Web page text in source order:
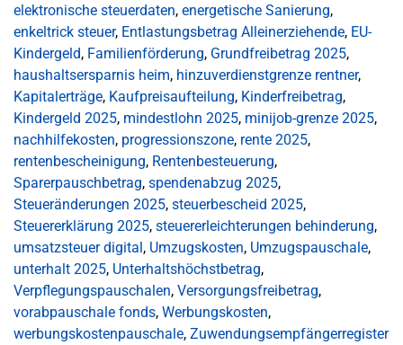
elektronische steuerdaten, energetische Sanierung,
enkeltrick steuer, Entlastungsbetrag Alleinerziehende, EU-
Kindergeld, Familienförderung, Grundfreibetrag 2025,
haushaltsersparnis heim, hinzuverdienstgrenze rentner,
Kapitalerträge, Kaufpreisaufteilung, Kinderfreibetrag,
Kindergeld 2025, mindestlohn 2025, minijob-grenze 2025,
nachhilfekosten, progressionszone, rente 2025,
rentenbescheinigung, Rentenbesteuerung,
Sparerpauschbetrag, spendenabzug 2025,
Steueränderungen 2025, steuerbescheid 2025,
Steuererklärung 2025, steuererleichterungen behinderung,
umsatzsteuer digital, Umzugskosten, Umzugspauschale,
unterhalt 2025, Unterhaltshöchstbetrag,
Verpflegungspauschalen, Versorgungsfreibetrag,
vorabpauschale fonds, Werbungskosten,
werbungskostenpauschale, Zuwendungsempfängerregister